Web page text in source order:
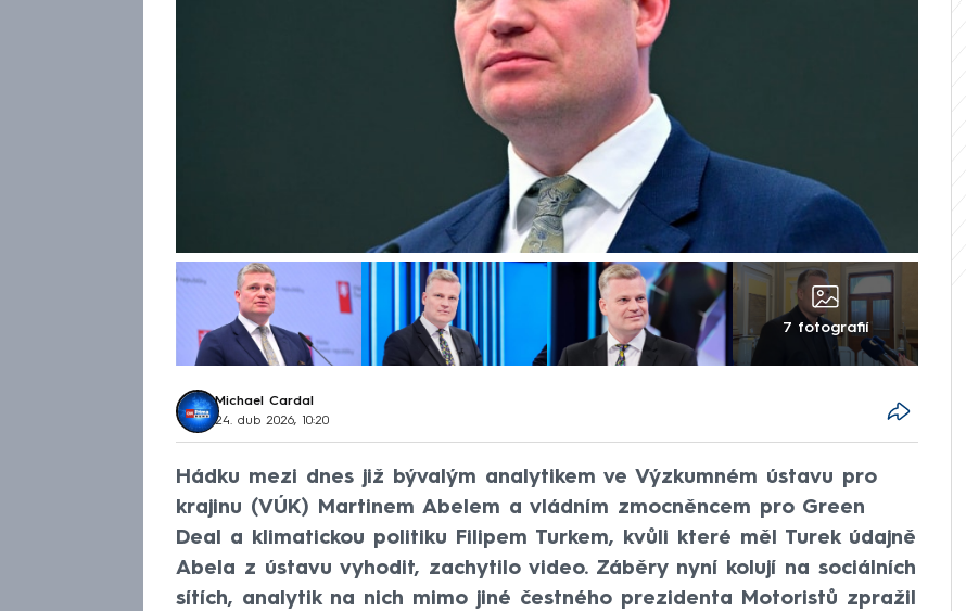
7 fotografií
Michael Cardal
24. dub 2026, 10:20
Hádku mezi dnes již bývalým analytikem ve Výzkumném ústavu pro
krajinu (VÚK) Martinem Abelem a vládním zmocněncem pro Green
Deal a klimatickou politiku Filipem Turkem, kvůli které měl Turek údajně
Abela z ústavu vyhodit, zachytilo video. Záběry nyní kolují na sociálních
sítích, analytik na nich mimo jiné čestného prezidenta Motoristů zpražil